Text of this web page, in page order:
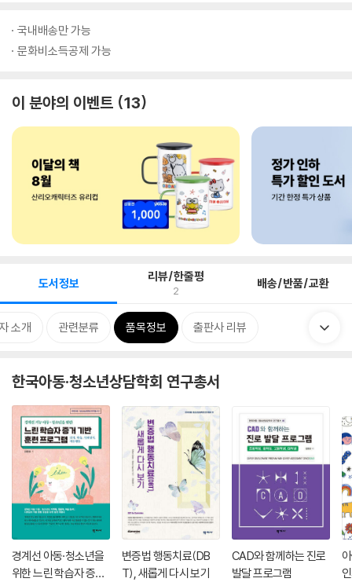
국내배송만 가능
문화비소득공제 가능
이 분야의 이벤트 13
도서정보 리뷰/한줄평
2 배송/반품/교환
소개 관련분류 품목정보 출판사 리뷰
한국아동·청소년상담학회 연구총서
경계선 아동·청소년을
위한 느린 학습자 증거
변증법 행동치료(DB
T), 새롭게 다시 보기
CAD와 함께하는 진로
발달 프로그램